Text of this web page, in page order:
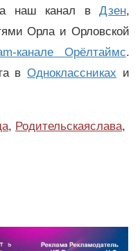
наш канал вДзен,
Орла и Орловской
канале Орёлтаймс.
вОдноклассниках и
, Родительскаяслава,